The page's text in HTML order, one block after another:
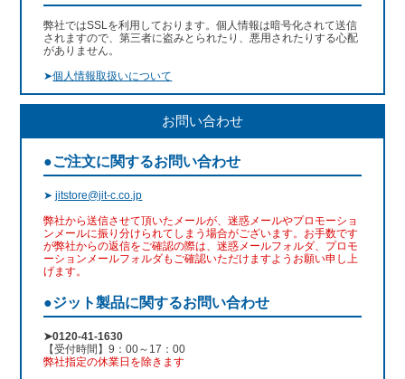
弊社ではSSLを利用しております。個人情報は暗号化されて送信
されますので、第三者に盗みとられたり、悪用されたりする心配
がありません。
➤個人情報取扱いについて
お問い合わせ
●ご注文に関するお問い合わせ
➤jitstore@jit-c.co.jp
弊社から送信させて頂いたメールが、迷惑メールやプロモーショ
ンメールに振り分けられてしまう場合がございます。お手数です
が弊社からの返信をご確認の際は、迷惑メールフォルダ、プロモ
ーションメールフォルダもご確認いただけますようお願い申し上
げます。
●ジット製品に関するお問い合わせ
➤0120-41-1630
【受付時間】9：00～17：00
弊社指定の休業日を除きます